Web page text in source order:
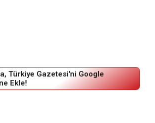
Türkiye Gazetesi'ni Google
Ekle!